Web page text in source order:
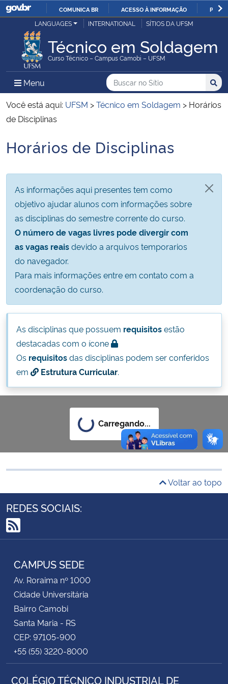
IR
O
COMUNICA BR ACESSO À INFORMAÇÃO
Ministério da Justiça e Segurança Pública
Ministério da Defesa
Ministério das Relações Exteriores
Ministério da Infraestrutura
Ministério da Educação
Ministério da Cidadania
Ministério da Saúde
Ministério de Minas e Energia
Ministério do Meio Ambiente
Ministério do Turismo
Ministério do Desenvolvimento Regional
Controladoria-Geral da União
Ministério da Mulher, da Família e dos Direitos Humanos
Secretaria de Governo
Gabinete de Segurança Institucional
Advocacia-Geral da União
Planalto
LANGUAGES INTERNATIONAL SÍTIOS DA UFSM
Técnico em Soldagem
Curso Técnico – Campus Camobi – UFSM
Menu Menu Principal do Sítio
Busca
Buscar no no Sítio
Busca:
Você está aqui: UFSM >Técnico em Soldagem > Horários
de Disciplinas
Início do conteúdo
Horários de Disciplinas
As informações aqui presentes tem como
objetivo ajudar alunos com informações sobre
as disciplinas do semestre corrente do curso.
O número de vagas livres pode divergir com
as vagas reaisdevido a arquivos temporarios
do navegador.
Para mais informações entre em contato com a
coordenação do curso.
As disciplinas que possuem requisitosestão
destacadas com o ícone
Os requisitosdas disciplinas podem ser conferidos
em
Estrutura Curricular.
Carregando...
Voltar ao topo
REDES SOCIAIS:
RSS
CAMPUS SEDE
Av. Roraima nº 1000
Cidade Universitária
Bairro Camobi
Santa Maria - RS
CEP: 97105-900
+55 (55) 3220-8000
COLÉGIO TÉCNICO INDUSTRIAL DE